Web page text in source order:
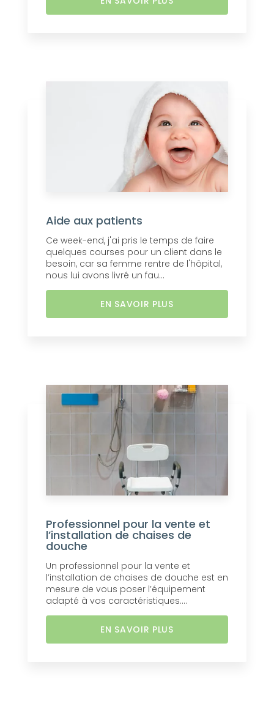
Aide aux patients
Ce week-end, j'ai pris le temps de faire
quelques courses pour un client dans le
besoin, car sa femme rentre de l'hôpital,
nous lui avons livré un fau...
EN SAVOIR PLUS
Professionnel pour la vente et
l’installation de chaises de
douche
Un professionnel pour la vente et
l’installation de chaises de douche est en
mesure de vous poser l’équipement
adapté à vos caractéristiques....
EN SAVOIR PLUS